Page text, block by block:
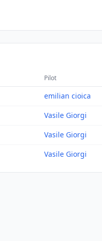
Pilot
emilian cioica
Vasile Giorgi
Vasile Giorgi
Vasile Giorgi